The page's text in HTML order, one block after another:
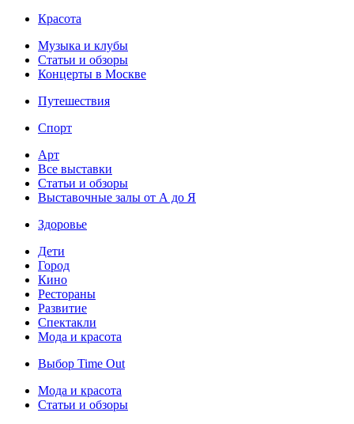
Красота
Музыка и клубы
Статьи и обзоры
Концерты в Москве
Путешествия
Спорт
Арт
Все выставки
Статьи и обзоры
Выставочные залы от А до Я
Здоровье
Дети
Город
Кино
Рестораны
Развитие
Спектакли
Мода и красота
Выбор Time Out
Мода и красота
Статьи и обзоры